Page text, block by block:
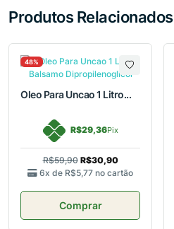
Produtos Relacionados
48%
Oleo Para Uncao 1 Litro...
R$29,36Pix
R$59,90 R$30,90
6x de R$5,77 no cartão
Comprar